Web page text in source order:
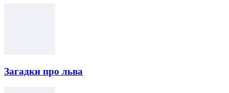
Загадки про льва